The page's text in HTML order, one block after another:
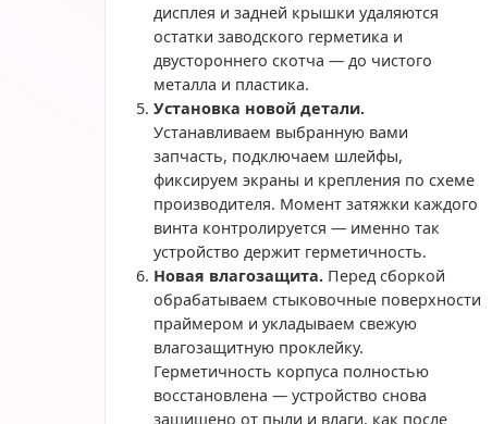
дисплея и задней крышки удаляются
остатки заводского герметика и
двустороннего скотча — до чистого
металла и пластика.
Установка новой детали.
Устанавливаем выбранную вами
запчасть, подключаем шлейфы,
фиксируем экраны и крепления по схеме
производителя. Момент затяжки каждого
винта контролируется — именно так
устройство держит герметичность.
Новая влагозащита. Перед сборкой
обрабатываем стыковочные поверхности
праймером и укладываем свежую
влагозащитную проклейку.
Герметичность корпуса полностью
восстановлена — устройство снова
защищено от пыли и влаги, как после